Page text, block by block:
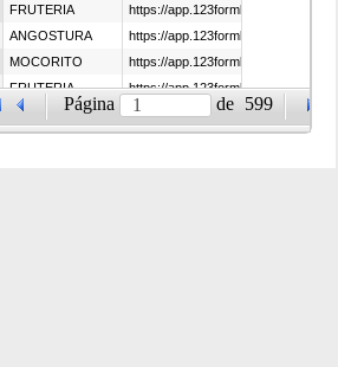
FRUTERIA
https://app.123formbuilder.com/
ANGOSTURA
https://app.123formbuilder.com/
MOCORITO
https://app.123formbuilder.com/
FRUTERIA
https://app.123formbuilder.com/
ANGOSTURA
https://app.123formbuilder.com/
Página de 599